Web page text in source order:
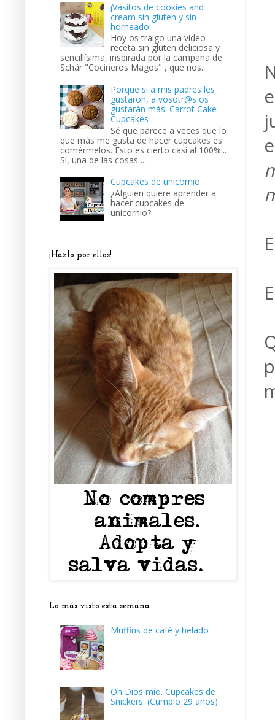
¡Vasitos de cookies and
cream sin gluten y sin
horneado!
Hoy os traigo una video
receta sin gluten deliciosa y
sencillísima, inspirada por la campaña de
Schär "Cocineros Magos" , que nos...
Porque si a mis padres les
gustaron, a vosotr@s os
gustarán más: Carrot Cake
Cupcakes
Sé que parece a veces que lo
que más me gusta de hacer cupcakes es
comérmelos. Esto es cierto casi al 100%...
Sí, una de las cosas ...
Cupcakes de unicornio
¿Alguien quiere aprender a
hacer cupcakes de
unicornio?
¡Hazlo por ellos!
Lo más visto esta semana
Muffins de café y helado
Oh Dios mío. Cupcakes de
Snickers. (Cumplo 29 años)